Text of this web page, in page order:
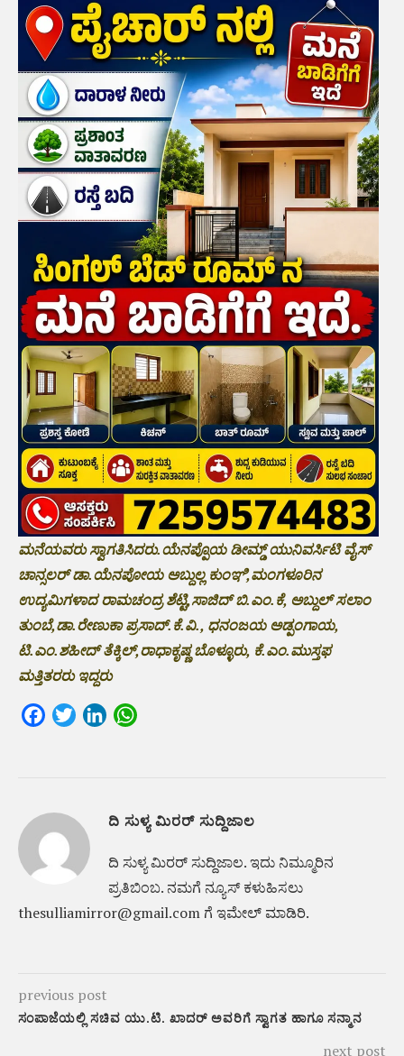
ಮನೆಯವರು ಸ್ವಾಗತಿಸಿದರು.ಯೆನಪ್ಪೊಯ ಡೀಮ್ಡ್ ಯುನಿವರ್ಸಿಟಿ ವೈಸ್
ಚಾನ್ಸಲರ್ ಡಾ.ಯೆನಪೋಯ ಅಬ್ದುಲ್ಲ ಕುಂಞಿ,ಮಂಗಳೂರಿನ
ಉದ್ಯಮಿಗಳಾದ ರಾಮಚಂದ್ರ ಶೆಟ್ಟಿ,ಸಾಜಿದ್ ಬಿ.ಎಂ.ಕೆ, ಅಬ್ದುಲ್ ಸಲಾಂ
ತುಂಬೆ,ಡಾ.ರೇಣುಕಾ ಪ್ರಸಾದ್.ಕೆ.ವಿ., ಧನಂಜಯ ಅಡ್ಪಂಗಾಯ,
ಟಿ.ಎಂ.ಶಹೀದ್ ತೆಕ್ಕಿಲ್,ರಾಧಾಕೃಷ್ಣ ಬೊಳ್ಳೂರು, ಕೆ.ಎಂ.ಮುಸ್ತಫ
ಮತ್ತಿತರರು ಇದ್ದರು
FacebookTwitterLinkedIn
ದಿ ಸುಳ್ಯ ಮಿರರ್ ಸುದ್ದಿಜಾಲ
ದಿ ಸುಳ್ಯ ಮಿರರ್‌ ಸುದ್ದಿಜಾಲ. ಇದು ನಿಮ್ಮೂರಿನ
ಪ್ರತಿಬಿಂಬ. ನಮಗೆ ನ್ಯೂಸ್‌ ಕಳುಹಿಸಲು
thesulliamirror@gmail.com ಗೆ ಇಮೇಲ್ ಮಾಡಿರಿ.
previous post
ಸಂಪಾಜೆಯಲ್ಲಿ ಸಚಿವ ಯು.ಟಿ. ಖಾದರ್‌ ಅವರಿಗೆ ಸ್ವಾಗತ ಹಾಗೂ ಸನ್ಮಾನ
next post